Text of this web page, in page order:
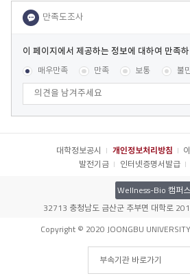
이
페
이
에
서
콘텐츠 만족도 조사 [평균 .00 점 / 5 명 참여]
매우만족 만족 보통 불
대학정보공시 개인정보처리방침
발전기금
인터넷증명서발급
부속기관 바로가기
Wellness-Bio 캠퍼스
32713 충청남도 금산군 추부면 대학로
Copyright © 2020 JOONGBU